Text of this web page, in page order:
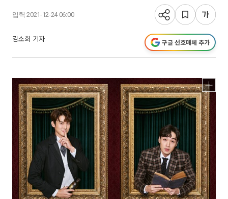
입력 2021-12-24 06:00
김소희 기자 구글 선호매체 추가